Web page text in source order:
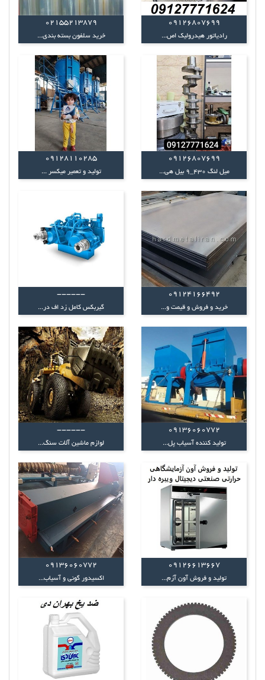
09126807699
رادیاتور هیدرولیک اص...
02155213879
خرید سلفون بسته بندی...
09126807699
میل لنگ 430_9 بیل هی...
09128110285
تولید و تعمیر میکسر ...
09124166492
خرید و فروش و قیمت و...
------
گیربکس کامل زد اف در...
09136060772
تولید کننده آسیاب پل...
------
لوازم ماشین آلات سنگ...
09126613667
تولید و فروش آون آزم...
09136060772
اکسیدور گونی و آسیاب...